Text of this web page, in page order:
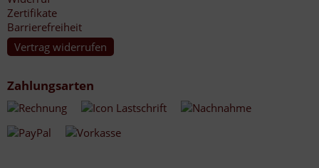
Zertifikate
Barrierefreiheit
Vertrag widerrufen
Zahlungsarten